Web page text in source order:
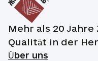
Mehr als 20
Qualität in der
Über uns